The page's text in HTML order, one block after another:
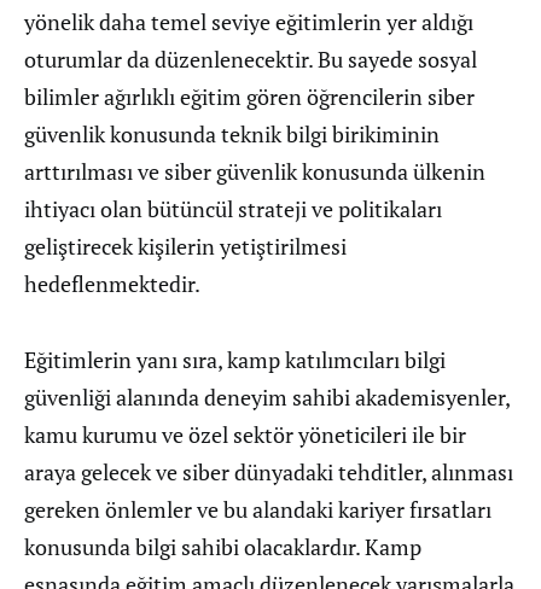
yönelik daha temel seviye eğitimlerin yer aldığı
oturumlar da düzenlenecektir. Bu sayede sosyal
bilimler ağırlıklı eğitim gören öğrencilerin siber
güvenlik konusunda teknik bilgi birikiminin
arttırılması ve siber güvenlik konusunda ülkenin
ihtiyacı olan bütüncül strateji ve politikaları
geliştirecek kişilerin yetiştirilmesi
hedeflenmektedir.
Eğitimlerin yanı sıra, kamp katılımcıları bilgi
güvenliği alanında deneyim sahibi akademisyenler,
kamu kurumu ve özel sektör yöneticileri ile bir
araya gelecek ve siber dünyadaki tehditler, alınması
gereken önlemler ve bu alandaki kariyer fırsatları
konusunda bilgi sahibi olacaklardır. Kamp